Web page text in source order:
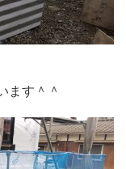
ます＾＾